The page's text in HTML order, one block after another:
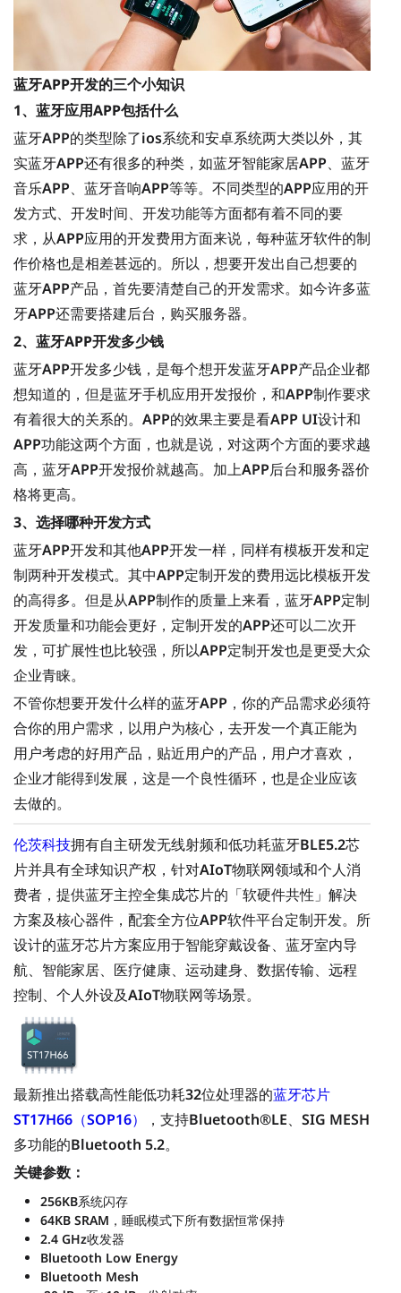
蓝牙APP开发的三个小知识
1、蓝牙应用APP包括什么
蓝牙APP的类型除了ios系统和安卓系统两大类以外，其
实蓝牙APP还有很多的种类，如蓝牙智能家居APP、蓝牙
音乐APP、蓝牙音响APP等等。不同类型的APP应用的开
发方式、开发时间、开发功能等方面都有着不同的要
求，从APP应用的开发费用方面来说，每种蓝牙软件的制
作价格也是相差甚远的。所以，想要开发出自己想要的
蓝牙APP产品，首先要清楚自己的开发需求。如今许多蓝
牙APP还需要搭建后台，购买服务器。
2、蓝牙APP开发多少钱
蓝牙APP开发多少钱，是每个想开发蓝牙APP产品企业都
想知道的，但是蓝牙手机应用开发报价，和APP制作要求
有着很大的关系的。APP的效果主要是看APP UI设计和
APP功能这两个方面，也就是说，对这两个方面的要求越
高，蓝牙APP开发报价就越高。加上APP后台和服务器价
格将更高。
3、选择哪种开发方式
蓝牙APP开发和其他APP开发一样，同样有模板开发和定
制两种开发模式。其中APP定制开发的费用远比模板开发
的高得多。但是从APP制作的质量上来看，蓝牙APP定制
开发质量和功能会更好，定制开发的APP还可以二次开
发，可扩展性也比较强，所以APP定制开发也是更受大众
企业青睐。
不管你想要开发什么样的蓝牙APP，你的产品需求必须符
合你的用户需求，以用户为核心，去开发一个真正能为
用户考虑的好用产品，贴近用户的产品，用户才喜欢，
企业才能得到发展，这是一个良性循环，也是企业应该
去做的。
伦茨科技拥有自主研发无线射频和低功耗蓝牙BLE5.2芯
片并具有全球知识产权，针对AIoT物联网领域和个人消
费者，提供蓝牙主控全集成芯片的「软硬件共性」解决
方案及核心器件，配套全方位APP软件平台定制开发。所
设计的蓝牙芯片方案应用于智能穿戴设备、蓝牙室内导
航、智能家居、医疗健康、运动建身、数据传输、远程
控制、个人外设及AIoT物联网等场景。
最新推出搭载高性能低功耗32位处理器的蓝牙芯片
ST17H66（SOP16）
，支持Bluetooth®LE、SIG MESH
多功能的Bluetooth 5.2。
关键参数：
256KB系统闪存
64KB SRAM，睡眠模式下所有数据恒常保持
2.4 GHz收发器
Bluetooth Low Energy
Bluetooth Mesh